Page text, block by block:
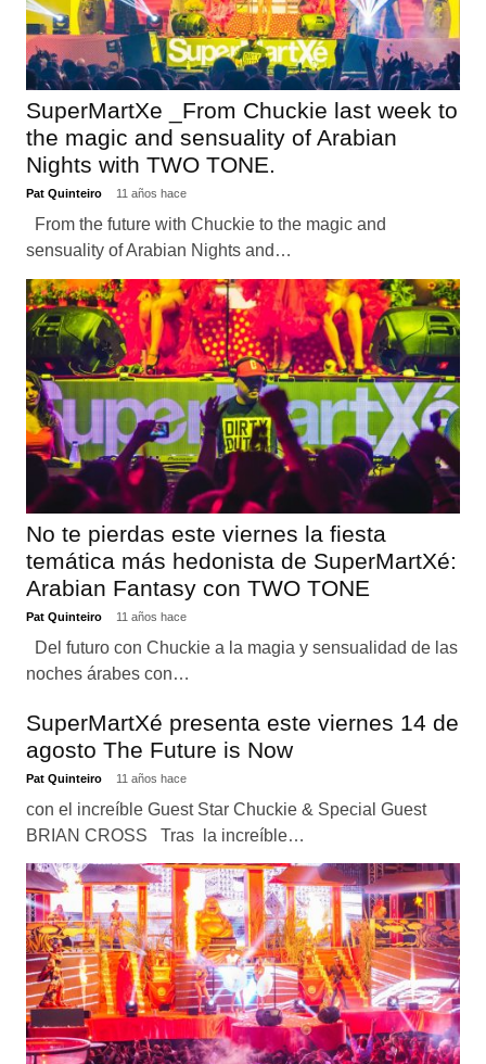
SuperMartXe _From Chuckie last week to
the magic and sensuality of Arabian
Nights with TWO TONE.
Pat Quinteiro 11 años hace
From the future with Chuckie to the magic and
sensuality of Arabian Nights and…
No te pierdas este viernes la fiesta
temática más hedonista de SuperMartXé:
Arabian Fantasy con TWO TONE
Pat Quinteiro 11 años hace
Del futuro con Chuckie a la magia y sensualidad de las
noches árabes con…
SuperMartXé presenta este viernes 14 de
agosto The Future is Now
Pat Quinteiro 11 años hace
con el increíble Guest Star Chuckie & Special Guest
BRIAN CROSS Tras la increíble…